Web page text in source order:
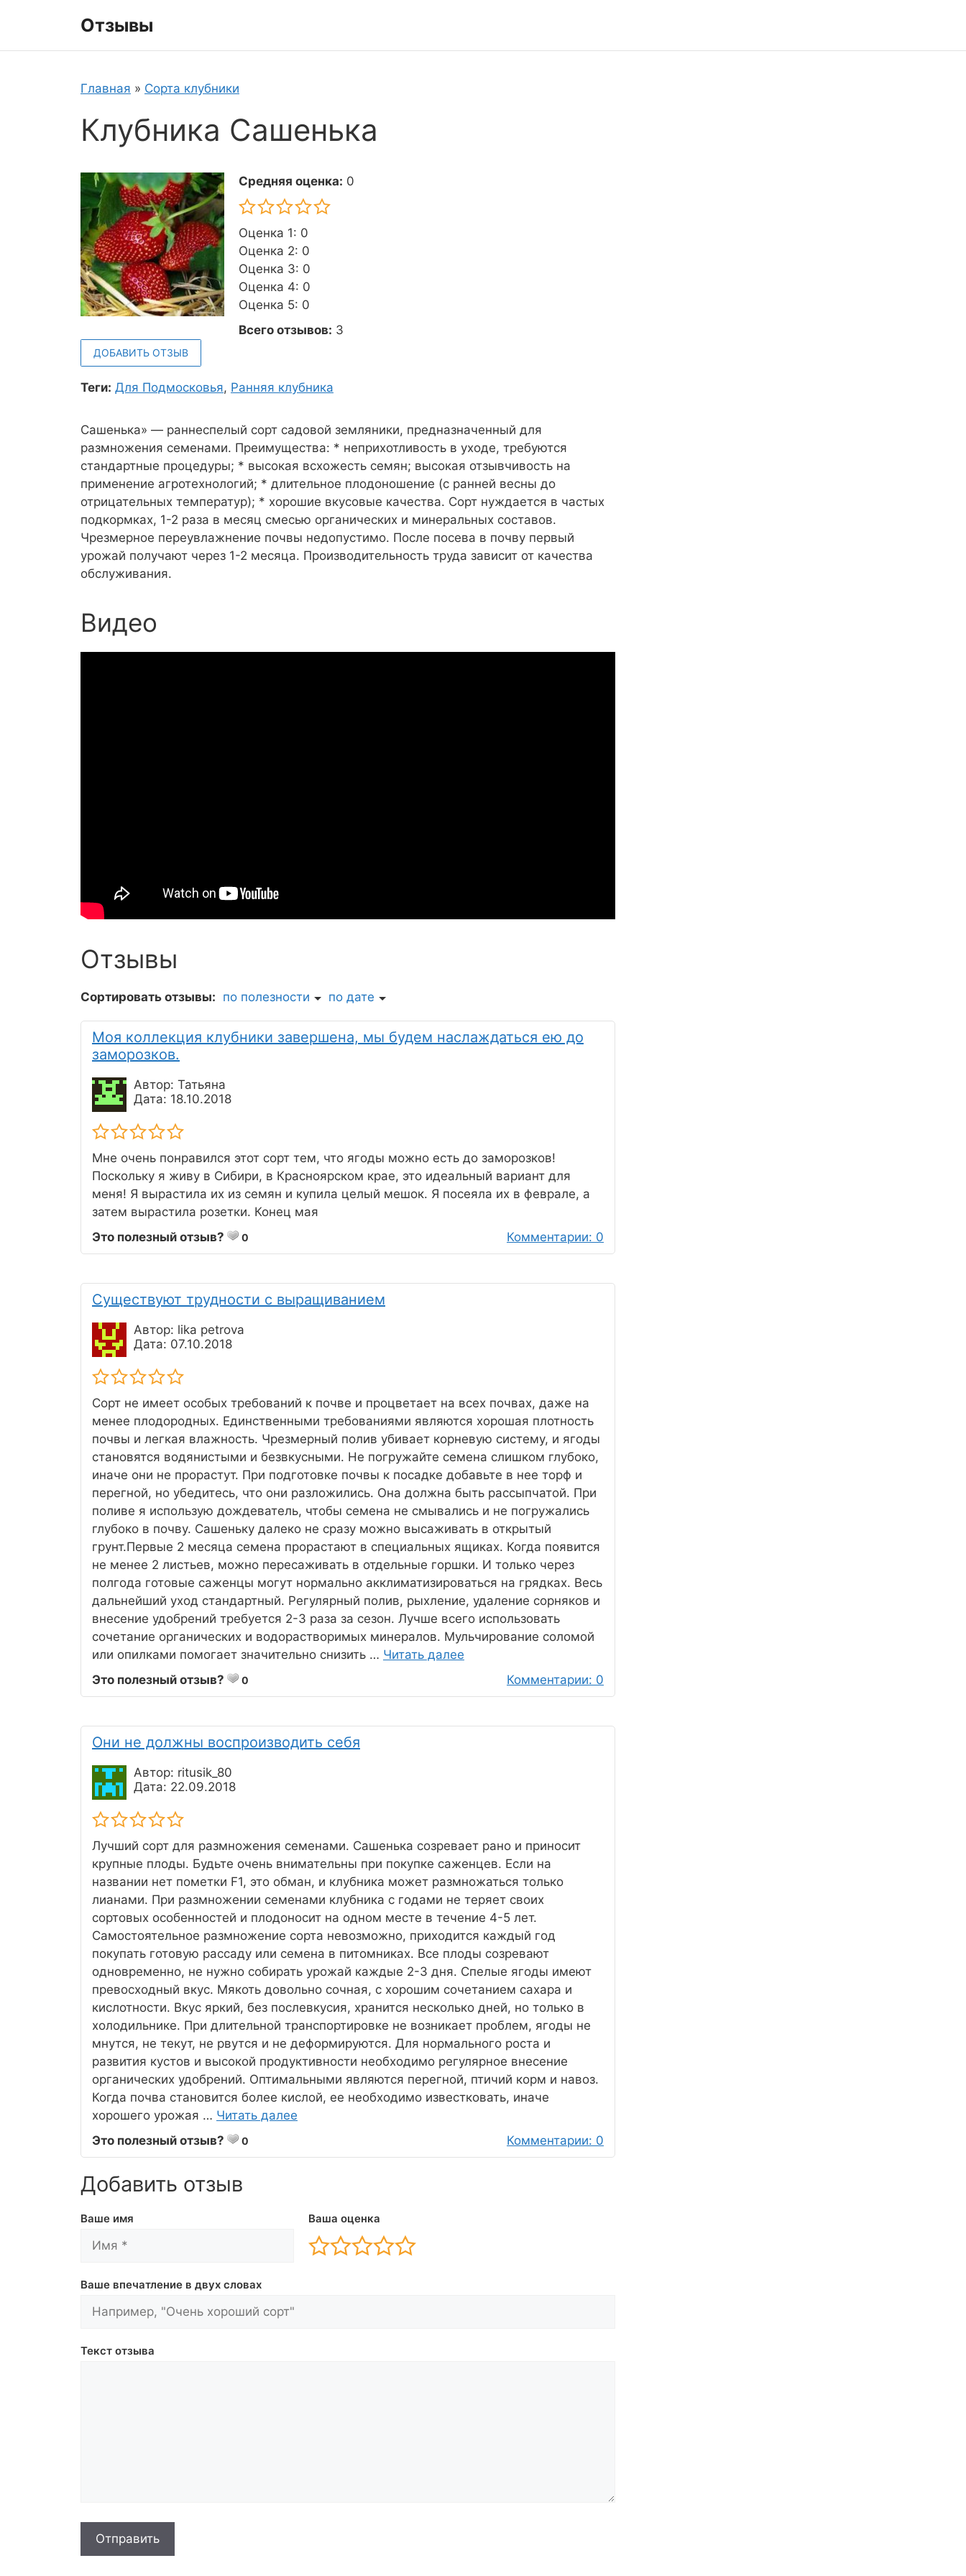
Отзывы
Главная » Сорта клубники
Клубника Сашенька
Средняя оценка: 0
Оценка 1: 0
Оценка 2: 0
Оценка 3: 0
Оценка 4: 0
Оценка 5: 0
Всего отзывов: 3
ДОБАВИТЬ ОТЗЫВ
Теги: Для Подмосковья, Ранняя клубника
Сашенька» — раннеспелый сорт садовой земляники, предназначенный для
размножения семенами. Преимущества: * неприхотливость в уходе, требуются
стандартные процедуры; * высокая всхожесть семян; высокая отзывчивость на
применение агротехнологий; * длительное плодоношение (с ранней весны до
отрицательных температур); * хорошие вкусовые качества. Сорт нуждается в частых
подкормках, 1-2 раза в месяц смесью органических и минеральных составов.
Чрезмерное переувлажнение почвы недопустимо. После посева в почву первый
урожай получают через 1-2 месяца. Производительность труда зависит от качества
обслуживания.
Видео
Отзывы
Сортировать отзывы: по полезности по дате
Моя коллекция клубники завершена, мы будем наслаждаться ею до
заморозков.
Автор: Татьяна
Дата: 18.10.2018
Мне очень понравился этот сорт тем, что ягоды можно есть до заморозков!
Поскольку я живу в Сибири, в Красноярском крае, это идеальный вариант для
меня! Я вырастила их из семян и купила целый мешок. Я посеяла их в феврале, а
затем вырастила розетки. Конец мая
Это полезный отзыв?
0 Комментарии: 0
Существуют трудности с выращиванием
Автор: lika petrova
Дата: 07.10.2018
Сорт не имеет особых требований к почве и процветает на всех почвах, даже на
менее плодородных. Единственными требованиями являются хорошая плотность
почвы и легкая влажность. Чрезмерный полив убивает корневую систему, и ягоды
становятся водянистыми и безвкусными. Не погружайте семена слишком глубоко,
иначе они не прорастут. При подготовке почвы к посадке добавьте в нее торф и
перегной, но убедитесь, что они разложились. Она должна быть рассыпчатой. При
поливе я использую дождеватель, чтобы семена не смывались и не погружались
глубоко в почву. Сашеньку далеко не сразу можно высаживать в открытый
грунт.Первые 2 месяца семена прорастают в специальных ящиках. Когда появится
не менее 2 листьев, можно пересаживать в отдельные горшки. И только через
полгода готовые саженцы могут нормально акклиматизироваться на грядках. Весь
дальнейший уход стандартный. Регулярный полив, рыхление, удаление сорняков и
внесение удобрений требуется 2-3 раза за сезон. Лучше всего использовать
сочетание органических и водорастворимых минералов. Мульчирование соломой
или опилками помогает значительно снизить … Читать далее
Это полезный отзыв?
0 Комментарии: 0
Они не должны воспроизводить себя
Автор: ritusik_80
Дата: 22.09.2018
Лучший сорт для размножения семенами. Сашенька созревает рано и приносит
крупные плоды. Будьте очень внимательны при покупке саженцев. Если на
названии нет пометки F1, это обман, и клубника может размножаться только
лианами. При размножении семенами клубника с годами не теряет своих
сортовых особенностей и плодоносит на одном месте в течение 4-5 лет.
Самостоятельное размножение сорта невозможно, приходится каждый год
покупать готовую рассаду или семена в питомниках. Все плоды созревают
одновременно, не нужно собирать урожай каждые 2-3 дня. Спелые ягоды имеют
превосходный вкус. Мякоть довольно сочная, с хорошим сочетанием сахара и
кислотности. Вкус яркий, без послевкусия, хранится несколько дней, но только в
холодильнике. При длительной транспортировке не возникает проблем, ягоды не
мнутся, не текут, не рвутся и не деформируются. Для нормального роста и
развития кустов и высокой продуктивности необходимо регулярное внесение
органических удобрений. Оптимальными являются перегной, птичий корм и навоз.
Когда почва становится более кислой, ее необходимо известковать, иначе
хорошего урожая … Читать далее
Это полезный отзыв?
0 Комментарии: 0
Добавить отзыв
Ваше имя Ваша оценка
Ваше впечатление в двух словах
Текст отзыва
Отправить